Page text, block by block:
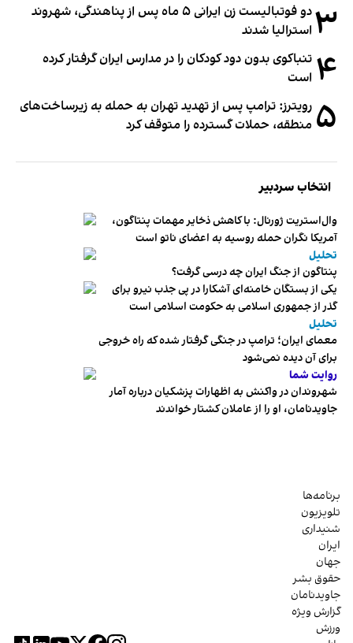
۳
دو فوتبالیست زن ایرانی ۵ ماه پس از پناهندگی، شهروند
استرالیا شدند
۴ تنباکوی بدون دود کودکان را در مدارس ایران گرفتار کرده
است
۵ رویترز: ترامپ پس از تهدید تهران به حمله به زیرساخت‌های
منطقه، حملات گسترده را متوقف کرد
انتخاب سردبیر
وال‌استریت ژورنال: با کاهش ذخایر مهمات پنتاگون،
آمریکا نگران حمله روسیه به اعضای ناتو‌ است
تحلیل
پنتاگون از جنگ ایران چه درسی گرفت؟
یکی از بستگان خامنه‌ای آشکارا در پی جذب نیرو برای
گذر از جمهوری اسلامی به حکومت اسلامی است
تحلیل
معمای ایران؛ ترامپ در جنگی گرفتار شده که راه خروجی
برای آن دیده نمی‌شود
روایت شما
شهروندان در واکنش به اظهارات پزشکیان درباره آمار
جاویدنامان، او را از عاملان کشتار خواندند
برنامه‌ها
تلویزیون
شنیداری
ایران
جهان
حقوق بشر
جاویدنامان
گزارش ویژه
ورزش